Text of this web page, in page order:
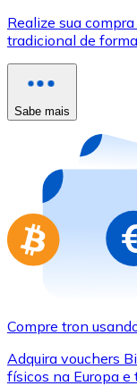
Cartão de
Comprar com
Loja -
Compre
Ir para a loja
Realize sua
tradicional de
Sabe mais
Compre tron
Adquira vouchers
físicos na Europa